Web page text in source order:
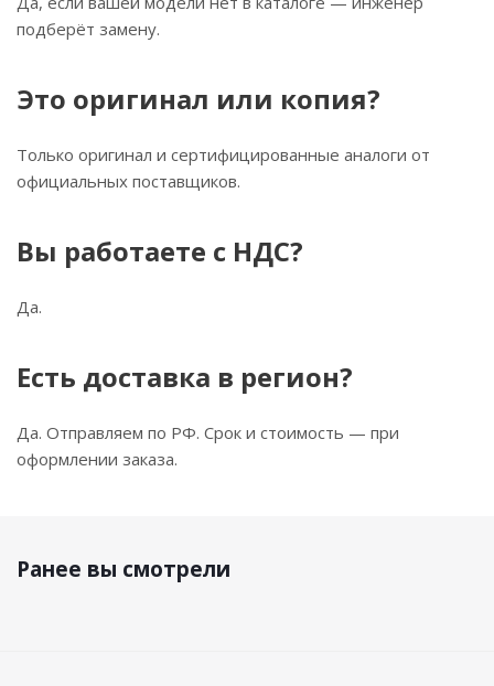
подберёт замену.
Это оригинал или копия?
Только оригинал и сертифицированные аналоги от
официальных поставщиков.
Вы работаете с НДС?
Да.
Есть доставка в регион?
Да. Отправляем по РФ. Срок и стоимость — при
оформлении заказа.
Ранее вы смотрели